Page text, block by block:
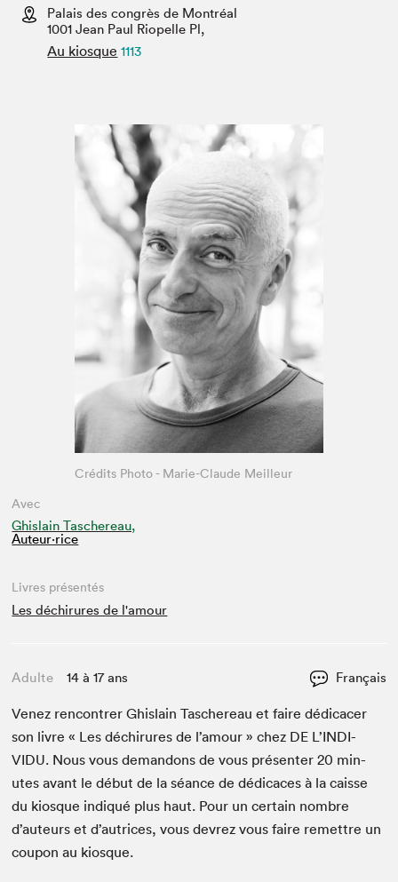
Espace médias
Palais des congrès de Montréal
1001 Jean Paul Riopelle Pl,
Au kiosque 1113
Avec
Ghislain Taschereau,
Auteur·rice
Crédits Photo - Marie-Claude Meilleur
Livres présentés
Les déchirures de l'amour
Adulte 14 à 17 ans Français
Venez ren­con­tr­er Ghis­lain Taschere­au et faire dédi­cac­er
son livre « Les déchirures de l’amour » chez DE L’IN­DI­
VIDU. Nous vous deman­dons de vous présen­ter20 min­
utes avant le début de la séance de dédi­caces à la caisse
du kiosque indiqué plus haut. Pour un cer­tain nom­bre
d’auteurs et d’autrices, vous devrez vous faire remet­tre un
coupon au kiosque.